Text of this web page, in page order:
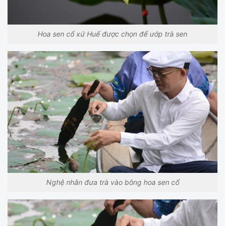
Hoa sen cổ xứ Huế được chọn để ướp trà sen
Nghệ nhân đưa trà vào bông hoa sen cổ